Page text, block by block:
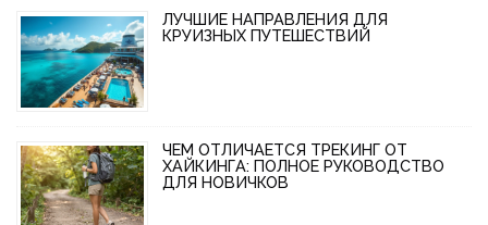
ЛУЧШИЕ НАПРАВЛЕНИЯ ДЛЯ
КРУИЗНЫХ ПУТЕШЕСТВИЙ
ЧЕМ ОТЛИЧАЕТСЯ ТРЕКИНГ ОТ
ХАЙКИНГА: ПОЛНОЕ РУКОВОДСТВО
ДЛЯ НОВИЧКОВ